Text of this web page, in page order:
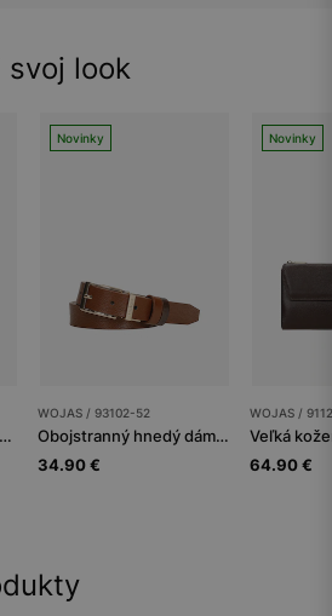
svoj look
Hnedá čokoládová dámska ľadvinka z lícnej kože
Novinky
WOJAS / 93102-52
Obojstranný hnedý dámsky opasok z lícovej kože so zlatou sponou
34.90 €
Novinky
WOJAS /
64.90 €